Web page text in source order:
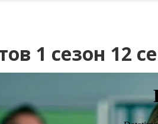
1 сезон 12